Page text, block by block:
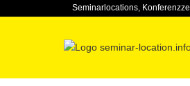
Seminarlocations,